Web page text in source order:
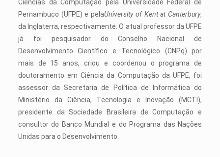
Ciências da Computação pela Universidade Federal de
Pernambuco (UFPE) e pelaUniversity of Kent at Canterbury,
da Inglaterra, respectivamente. O atual professor da UFPE
já foi pesquisador do Conselho Nacional de
Desenvolvimento Científico e Tecnológico (CNPq) por
mais de 15 anos, criou e coordenou o programa de
doutoramento em Ciência da Computação da UFPE, foi
assessor da Secretaria de Política de Informática do
Ministério da Ciência, Tecnologia e Inovação (MCTI),
presidente da Sociedade Brasileira de Computação e
consultor do Banco Mundial e do Programa das Nações
Unidas para o Desenvolvimento.